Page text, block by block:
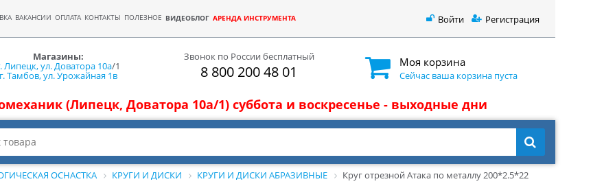
ВАКАНСИИ ОПЛАТА КОНТАКТЫ ПОЛЕЗНОЕ ВИДЕОБЛОГ АРЕНДА ИНСТРУМЕНТА Войти Регистрация
Магазины:
Липецк, ул. Доватора 10а/1
г. Тамбов, ул. Урожайная 1в
Звонок по России бесплатный
8 800 200 48 01
Моя корзина
Сейчас ваша корзина пуста
(Липецк, Доватора 10а/1) суббота и воскресенье - выходные дни
ОСНАСТКА КРУГИ И ДИСКИ КРУГИ И ДИСКИ АБРАЗИВНЫЕ Круг отрезной Атака по металлу 200*2.5*22